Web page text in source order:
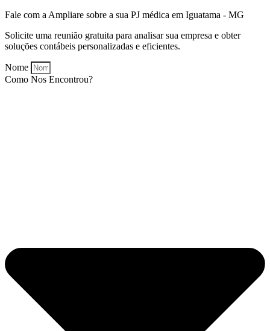
Fale com a Ampliare sobre a sua PJ médica em Iguatama - MG
Solicite uma reunião gratuita para analisar sua empresa e obter
soluções contábeis personalizadas e eficientes.
Nome
Como Nos Encontrou?